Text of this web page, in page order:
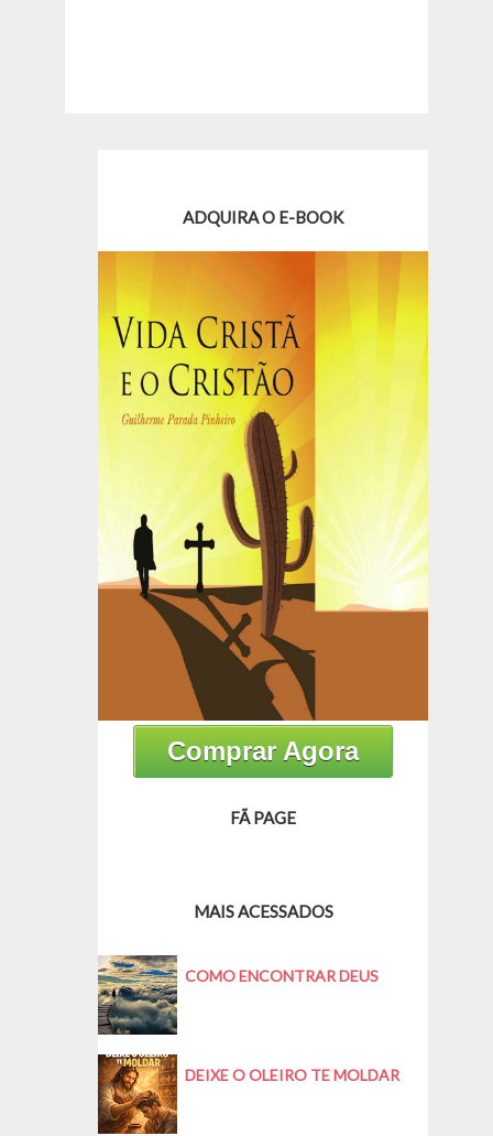
ADQUIRA O E-BOOK
Comprar Agora
FÃ PAGE
MAIS ACESSADOS
COMO ENCONTRAR DEUS
DEIXE O OLEIRO TE MOLDAR